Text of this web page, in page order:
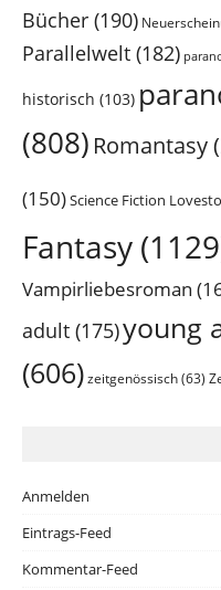
Bücher (190)
Parallelwelt (182)
historisch (103)
(808) Romantasy
(150)Science Fiction
Fantasy
Vampirliebesroman
adult (175)young
(606) zeitgenössisch (63)
Anmelden
Eintrags-Feed
Kommentar-Feed